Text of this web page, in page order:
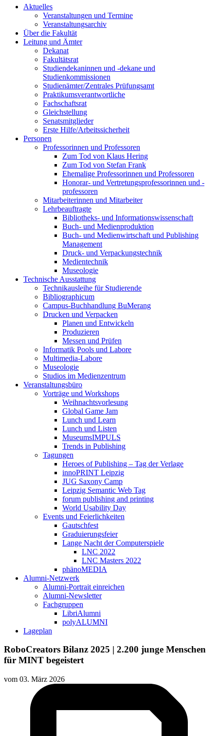
Aktuelles
Veranstaltungen und Termine
Veranstaltungsarchiv
Über die Fakultät
Leitung und Ämter
Dekanat
Fakultätsrat
Studiendekaninnen und -dekane und
Studienkommissionen
Studienämter/Zentrales Prüfungsamt
Praktikumsverantwortliche
Fachschaftsrat
Gleichstellung
Senatsmitglieder
Erste Hilfe/Arbeitssicherheit
Personen
Professorinnen und Professoren
Zum Tod von Klaus Hering
Zum Tod von Stefan Frank
Ehemalige Professorinnen und Professoren
Honorar- und Vertretungsprofessorinnen und -
professoren
Mitarbeiterinnen und Mitarbeiter
Lehrbeauftragte
Bibliotheks- und Informationswissenschaft
Buch- und Medienproduktion
Buch- und Medienwirtschaft und Publishing
Management
Druck- und Verpackungstechnik
Medientechnik
Museologie
Technische Ausstattung
Technikausleihe für Studierende
Bibliographicum
Campus-Buchhandlung BuMerang
Drucken und Verpacken
Planen und Entwickeln
Produzieren
Messen und Prüfen
Informatik Pools und Labore
Multimedia-Labore
Museologie
Studios im Medienzentrum
Veranstaltungsbüro
Vorträge und Workshops
Weihnachtsvorlesung
Global Game Jam
Lunch und Learn
Lunch und Listen
MuseumsIMPULS
Trends in Publishing
Tagungen
Heroes of Publishing – Tag der Verlage
innoPRINT Leipzig
JUG Saxony Camp
Leipzig Semantic Web Tag
forum publishing and printing
World Usability Day
Events und Feierlichkeiten
Gautschfest
Graduierungsfeier
Lange Nacht der Computerspiele
LNC 2022
LNC Masters 2022
phänoMEDIA
Alumni-Netzwerk
Alumni-Portrait einreichen
Alumni-Newsletter
Fachgruppen
LibriAlumni
polyALUMNI
Lageplan
RoboCreators Bilanz 2025 | 2.200 junge Menschen
für MINT begeistert
vom 03. März 2026